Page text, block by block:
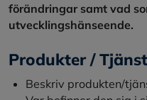
förändringar samt vad
utvecklingshänseende.
Produkter /
Beskriv produkten/